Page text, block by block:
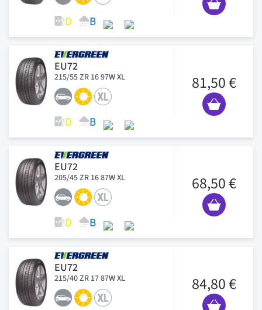
EU72
215/55 ZR 16 97W XL 81,50 €
EU72
205/45 ZR 16 87W XL 68,50 €
EU72
215/40 ZR 17 87W XL 84,80 €